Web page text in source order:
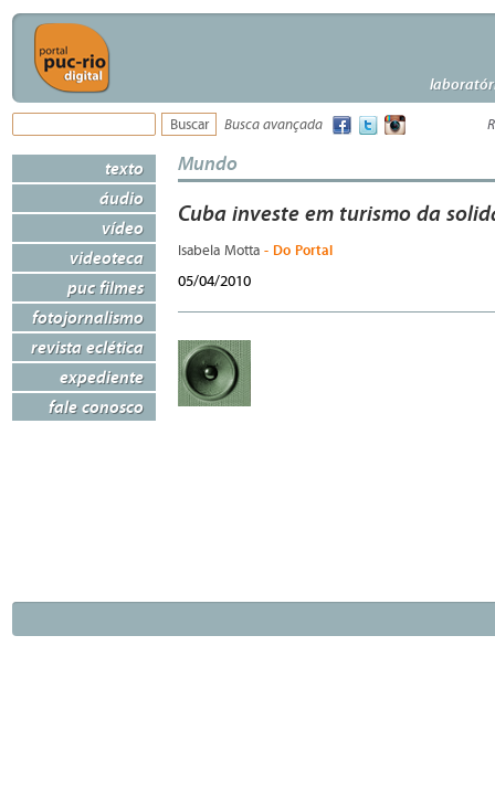
Busca avançada
texto
áudio
vídeo
videoteca
puc filmes
fotojornalismo
revista eclética
expediente
fale conosco
Mundo
Cuba investe em turismo da
Isabela Motta - Do Portal
05/04/2010